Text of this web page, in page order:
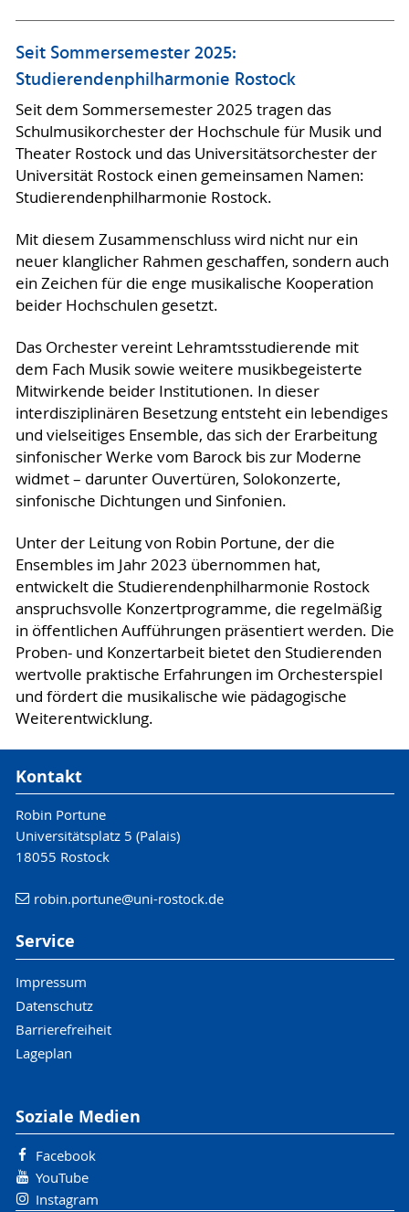
Seit Sommersemester 2025:
Studierendenphilharmonie Rostock
Seit dem Sommersemester 2025 tragen das
Schulmusikorchester der Hochschule für Musik und
Theater Rostock und das Universitätsorchester der
Universität Rostock einen gemeinsamen Namen:
Studierendenphilharmonie Rostock.
Mit diesem Zusammenschluss wird nicht nur ein
neuer klanglicher Rahmen geschaffen, sondern auch
ein Zeichen für die enge musikalische Kooperation
beider Hochschulen gesetzt.
Das Orchester vereint Lehramtsstudierende mit
dem Fach Musik sowie weitere musikbegeisterte
Mitwirkende beider Institutionen. In dieser
interdisziplinären Besetzung entsteht ein lebendiges
und vielseitiges Ensemble, das sich der Erarbeitung
sinfonischer Werke vom Barock bis zur Moderne
widmet – darunter Ouvertüren, Solokonzerte,
sinfonische Dichtungen und Sinfonien.
Unter der Leitung von Robin Portune, der die
Ensembles im Jahr 2023 übernommen hat,
entwickelt die Studierendenphilharmonie Rostock
anspruchsvolle Konzertprogramme, die regelmäßig
in öffentlichen Aufführungen präsentiert werden. Die
Proben- und Konzertarbeit bietet den Studierenden
wertvolle praktische Erfahrungen im Orchesterspiel
und fördert die musikalische wie pädagogische
Weiterentwicklung.
Kontakt
Robin Portune
Universitätsplatz 5 (Palais)
18055 Rostock
robin.portune@uni-rostock.de
Service
Impressum
Datenschutz
Barrierefreiheit
Lageplan
Soziale Medien
Facebook
YouTube
Instagram